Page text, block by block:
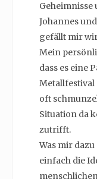
Johannes
gefällt mir
Mein
dass es eine
Metallfestival
oft
Situation da
zutrifft.
Was mir
einfach die